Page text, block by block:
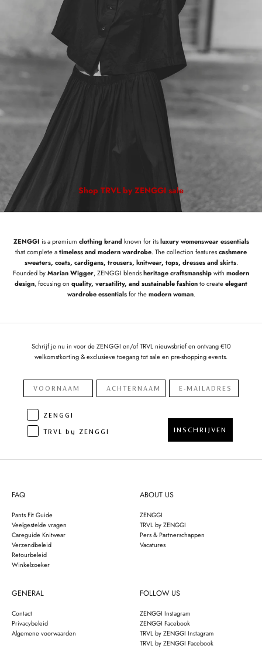
Shop TRVL by ZENGGI sale
ZENGGI is a premium clothing brandknown for itsluxury womenswear essentials
that complete atimeless and modern wardrobe. The collection featurescashmere
sweaters, coats, cardigans, trousers, knitwear, tops, dresses and skirts.
Founded byMarian Wigger, ZENGGI blendsheritage craftsmanshipwith modern
design, focusing on quality, versatility, and sustainable fashionto createelegant
wardrobe essentialsfor themodern woman.
Schrijf je nu in voor de ZENGGI en/of TRVL nieuwsbrief en ontvang €10
welkomstkorting & exclusieve toegang tot sale en pre-shopping events.
ZENGGI
TRVL by ZENGGI
INSCHRIJVEN
FAQ
Pants Fit Guide
Veelgestelde vragen
Careguide Knitwear
Verzendbeleid
Retourbeleid
Winkelzoeker
ABOUT US
ZENGGI
TRVL by ZENGGI
Pers & Partnerschappen
Vacatures
GENERAL
Contact
Privacybeleid
Algemene voorwaarden
FOLLOW US
ZENGGI Instagram
ZENGGI Facebook
TRVL by ZENGGI Instagram
TRVL by ZENGGI Facebook